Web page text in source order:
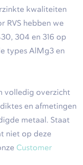
kwaliteiten
RVS hebben we
304 en 316 op
types AlMg3 en
volledig overzicht
en afmetingen
metaal. Staat
niet op deze
Customer